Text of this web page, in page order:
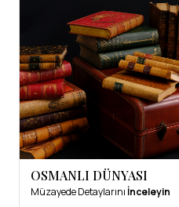
OSMANLI DÜNYASI
Müzayede Detaylarını İnceleyin